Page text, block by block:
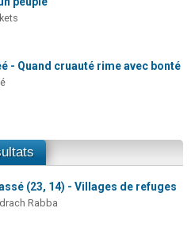
- Quand cruauté rime avec bonté
(23, 14) - Villages de refuges
Rabba